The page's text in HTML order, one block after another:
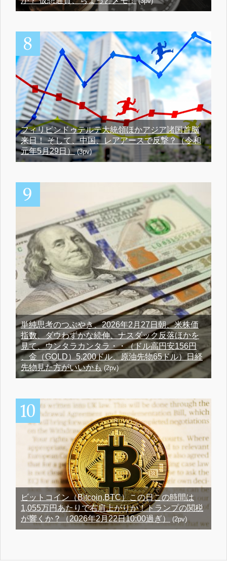
フィリピンドゥテルテ大統領ほかアジア諸国首脳
来日！ そして、中国、レアアースで反撃？（令和
元年5月29日）(3pv)
単純思考のつぶやき、2026年2月27日朝、米株価
指数、ダウわずかな続伸、ナスダック反落ほかを
見て、ウンタラカンタラ・・（ドル高円安156円
、金（GOLD）5,200ドル、原油先物65ドル）日経
先物見た方がいいかも (2pv)
ビットコイン（Bitcoin,BTC）この日この時間は
1,055万円あたりで右肩上がりか！トランプの関税
が響くか？（2026年2月22日10:00過ぎ）
(2pv)